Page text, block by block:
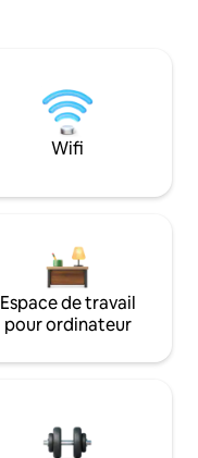
Wifi
Espace de travail
pour ordinateur